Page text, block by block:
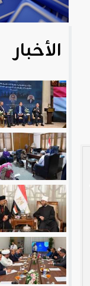
الأخبار